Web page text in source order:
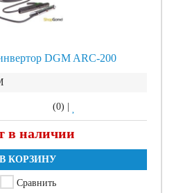
DGM ARC-200
(0)
в наличии
В КОРЗИНУ
Сравнить